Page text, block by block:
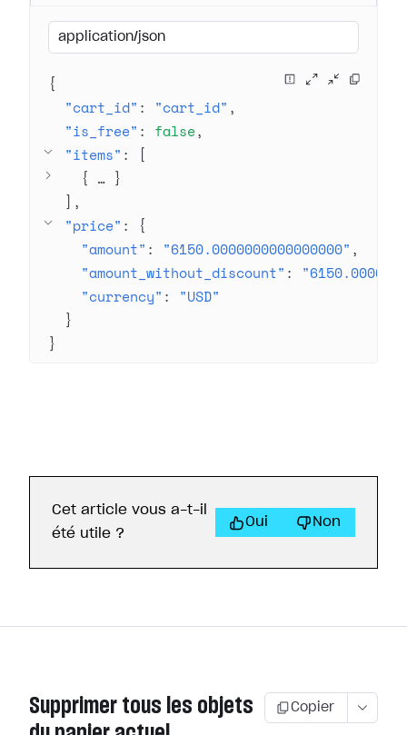
application/json
{
"cart_id" : "cart_id"
"is_free" : false
"items" :
[
{ … }
]
"price" :
{
"amount" : "6150.0000000000000000"
"amount_without_discount" :
"currency" : "USD"
}
}
Cet article vous a-t-il
été utile ?
Oui Non
Supprimer tous les objets
Copier